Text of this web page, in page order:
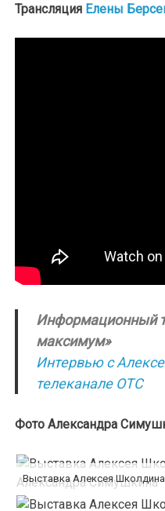
Трансляция Елены
Информационный
максимум»
Интервью с
телеканале ОТС
Фото Александра